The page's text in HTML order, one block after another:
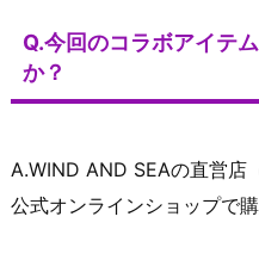
Q.今回のコラボアイテ
か？
A.WIND AND SEAの直営店
公式オンラインショップで購